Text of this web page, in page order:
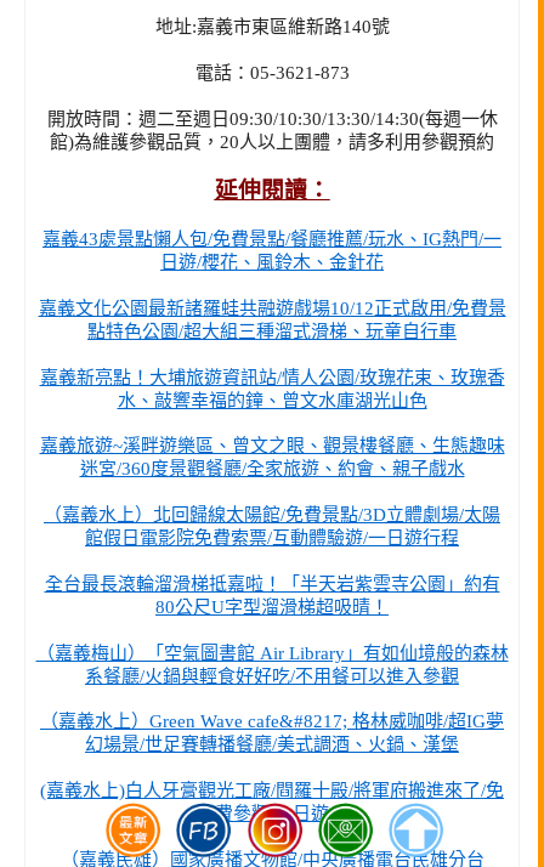
地址:嘉義市東區維新路140號
電話：05-3621-873
開放時間：週二至週日09:30/10:30/13:30/14:30(每週一休
館)為維護參觀品質，20人以上團體，請多利用參觀預約
延伸閱讀：
嘉義43處景點懶人包/免費景點/餐廳推薦/玩水、IG熱門/一
日遊/櫻花、風鈴木、金針花
嘉義文化公園最新諸羅蛙共融遊戲場10/12正式啟用/免費景
點特色公園/超大組三種溜式滑梯、玩童自行車
嘉義新亮點！大埔旅遊資訊站/情人公園/玫瑰花束、玫瑰香
水、敲響幸福的鐘、曾文水庫湖光山色
嘉義旅遊~溪畔遊樂區、曾文之眼、觀景樓餐廳、生態趣味
迷宮/360度景觀餐廳/全家旅遊、約會、親子戲水
（嘉義水上）北回歸線太陽館/免費景點/3D立體劇場/太陽
館假日電影院免費索票/互動體驗遊/一日遊行程
全台最長滾輪溜滑梯抵嘉啦！「半天岩紫雲寺公園」約有
80公尺U字型溜滑梯超吸晴！
（嘉義梅山）「空氣圖書館 Air Library」有如仙境般的森林
系餐廳/火鍋與輕食好好吃/不用餐可以進入參觀
（嘉義水上）Green Wave cafe&#8217; 格林威咖啡/超IG夢
幻場景/世足賽轉播餐廳/美式調酒、火鍋、漢堡
(嘉義水上)白人牙膏觀光工廠/閰羅十殿/將軍府搬進來了/免
費參觀/一日遊
（嘉義民雄）國家廣播文物館/中央廣播電台民雄分台